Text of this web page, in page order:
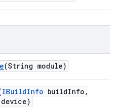
(String module)
IBuildInfo buildInfo ,
device)